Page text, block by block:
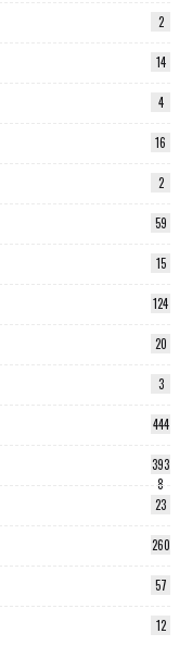
2
14
4
16
2
59
15
124
20
3
444
393
8
23
260
57
12